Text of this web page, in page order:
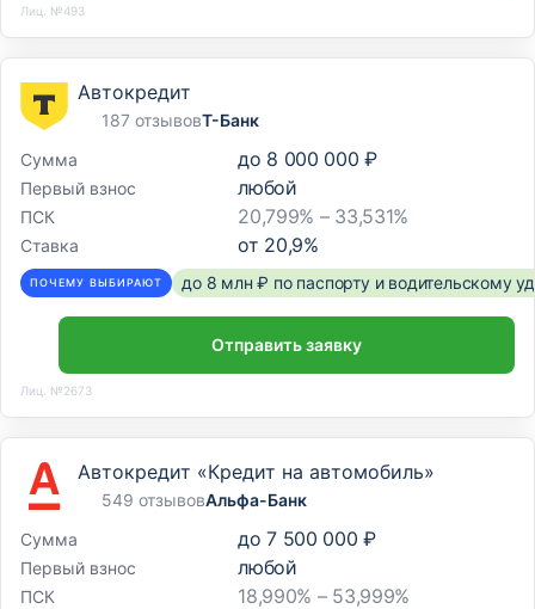
Лиц. №493
Автокредит
187 отзывовТ-Банк
Сумма
до 8 000 000 ₽
Первый взнос любой
ПСК 20,799% – 33,531%
Ставка от 20,9%
ПОЧЕМУ ВЫБИРАЮТ до 8 млн ₽ по паспорту и водительскому
Отправить заявку
Лиц. №2673
Автокредит «Кредит на автомобиль»
549 отзывовАльфа-Банк
Сумма
до 7 500 000 ₽
Первый взнос любой
ПСК 18,990% – 53,999%